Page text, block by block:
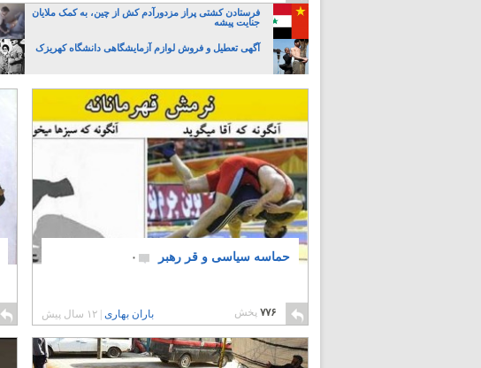
فرستادن کشتی پراز مزدورآدم کش از چین، به کمک ملایان
جنایت پیشه
آگهی تعطیل و فروش لوازم آزمایشگاهی دانشگاه کهریزک
حماسه سیاسی و قر رهبر ۰
۷۷۶ پخش باران بهاری |۱۲ سال پیش